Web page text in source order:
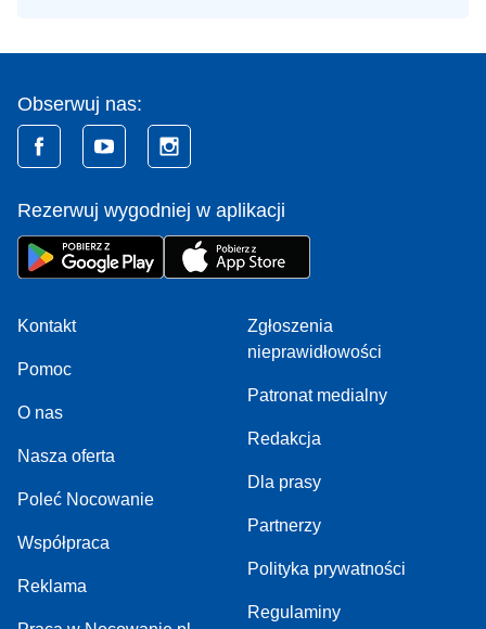
Obserwuj nas:
Rezerwuj wygodniej w aplikacji
Kontakt
Pomoc
O nas
Nasza oferta
Poleć Nocowanie
Współpraca
Reklama
Zgłoszenia
nieprawidłowości
Patronat medialny
Redakcja
Dla prasy
Partnerzy
Polityka prywatności
Regulaminy